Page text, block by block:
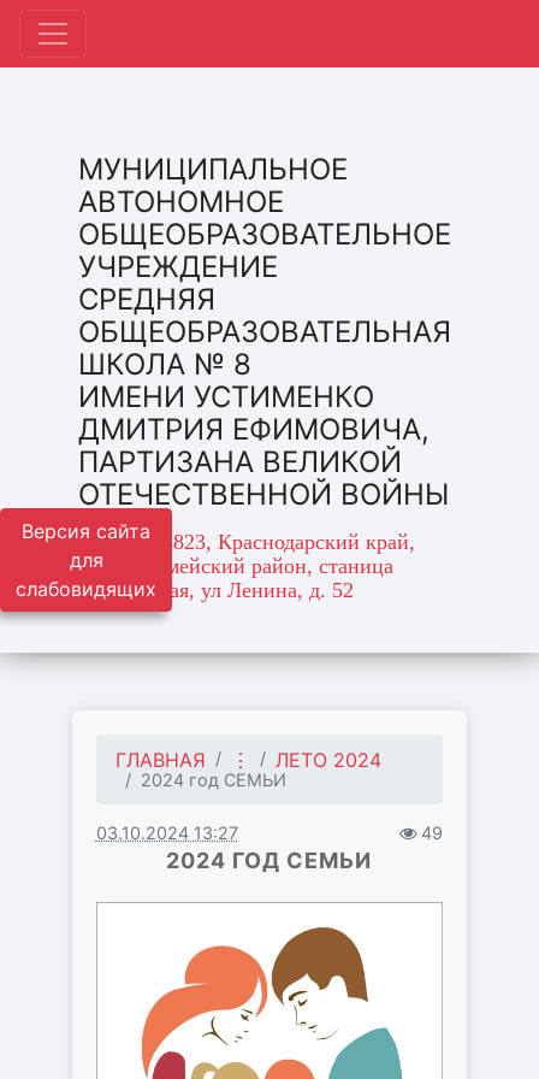
Версия сайта
для
слабовидящих
МУНИЦИПАЛЬНОЕ
АВТОНОМНОЕ
ОБЩЕОБРАЗОВАТЕЛЬНОЕ
УЧРЕЖДЕНИЕ
СРЕДНЯЯ
ОБЩЕОБРАЗОВАТЕЛЬНАЯ
ШКОЛА № 8
ИМЕНИ УСТИМЕНКО
ДМИТРИЯ ЕФИМОВИЧА,
ПАРТИЗАНА ВЕЛИКОЙ
ОТЕЧЕСТВЕННОЙ ВОЙНЫ
адрес: 353823, Краснодарский край,
Красноармейский район, станица
Марьянская, ул Ленина, д. 52
ГЛАВНАЯ ⋮ ЛЕТО 2024
2024 год СЕМЬИ
03.10.2024 13:27 49
2024 ГОД СЕМЬИ